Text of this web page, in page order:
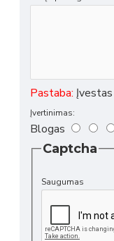
Pastaba:
Įvertinimas:
Blogas
Captcha
Saugumas